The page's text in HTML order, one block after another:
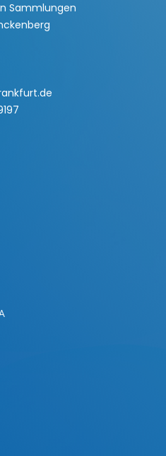
Sammlungen
UB Frankfurt"leporello"